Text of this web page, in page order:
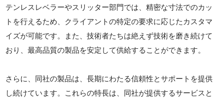
テンレスレベラーやスリッター部門では、精密な寸法でのカッ
トを行えるため、クライアントの特定の要求に応じたカスタマ
イズが可能です。また、技術者たちは絶えず技術を磨き続けて
おり、最高品質の製品を安定して供給することができます。
さらに、同社の製品は、長期にわたる信頼性とサポートを提供
し続けています。これらの特長は、同社が提供するサービスと